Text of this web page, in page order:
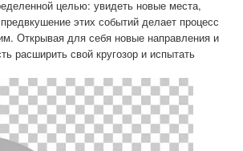
целью: увидеть новые места,
этих событий делает процесс
Открывая для себя новые направления и
расширить свой кругозор и испытать